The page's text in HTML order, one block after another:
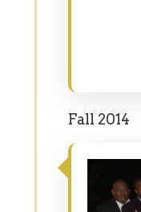
Fall 2014